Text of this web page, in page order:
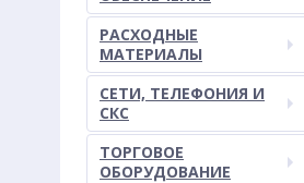
РАСХОДНЫЕ
МАТЕРИАЛЫ
СЕТИ, ТЕЛЕФОНИЯ И
СКС
ТОРГОВОЕ
ОБОРУДОВАНИЕ